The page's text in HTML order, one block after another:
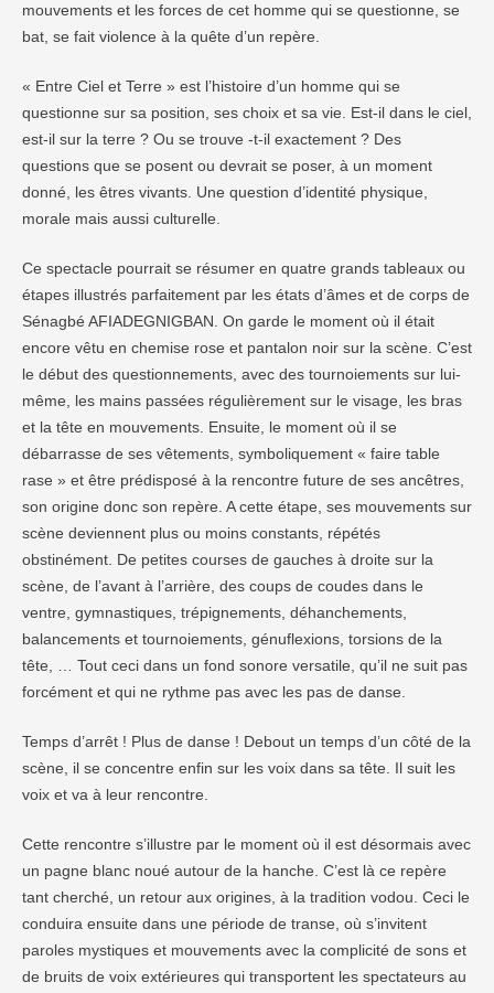
mouvements et les forces de cet homme qui se questionne, se
bat, se fait violence à la quête d’un repère.
« Entre Ciel et Terre » est l’histoire d’un homme qui se
questionne sur sa position, ses choix et sa vie. Est-il dans le ciel,
est-il sur la terre ? Ou se trouve -t-il exactement ? Des
questions que se posent ou devrait se poser, à un moment
donné, les êtres vivants. Une question d’identité physique,
morale mais aussi culturelle.
Ce spectacle pourrait se résumer en quatre grands tableaux ou
étapes illustrés parfaitement par les états d’âmes et de corps de
Sénagbé AFIADEGNIGBAN. On garde le moment où il était
encore vêtu en chemise rose et pantalon noir sur la scène. C’est
le début des questionnements, avec des tournoiements sur lui-
même, les mains passées régulièrement sur le visage, les bras
et la tête en mouvements. Ensuite, le moment où il se
débarrasse de ses vêtements, symboliquement « faire table
rase » et être prédisposé à la rencontre future de ses ancêtres,
son origine donc son repère. A cette étape, ses mouvements sur
scène deviennent plus ou moins constants, répétés
obstinément. De petites courses de gauches à droite sur la
scène, de l’avant à l’arrière, des coups de coudes dans le
ventre, gymnastiques, trépignements, déhanchements,
balancements et tournoiements, génuflexions, torsions de la
tête, … Tout ceci dans un fond sonore versatile, qu’il ne suit pas
forcément et qui ne rythme pas avec les pas de danse.
Temps d’arrêt ! Plus de danse ! Debout un temps d’un côté de la
scène, il se concentre enfin sur les voix dans sa tête. Il suit les
voix et va à leur rencontre.
Cette rencontre s’illustre par le moment où il est désormais avec
un pagne blanc noué autour de la hanche. C’est là ce repère
tant cherché, un retour aux origines, à la tradition vodou. Ceci le
conduira ensuite dans une période de transe, où s’invitent
paroles mystiques et mouvements avec la complicité de sons et
de bruits de voix extérieures qui transportent les spectateurs au